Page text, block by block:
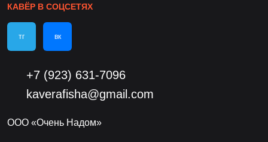
КАВЁР В СОЦСЕТЯХ
тг вк
+7 (923) 631-7096
kaverafisha@gmail.com
ООО «Очень Надом»